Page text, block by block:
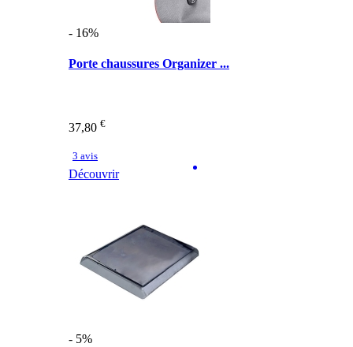
- 16%
Porte chaussures Organizer ...
37,80 €
3 avis
Découvrir
- 5%